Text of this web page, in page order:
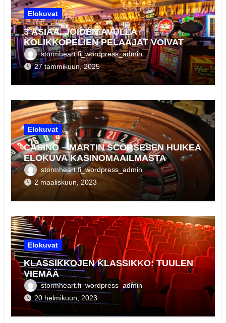
Elokuvat
3 ASIAA, JOIDEN AVULLA
KOLIKKOPELIEN PELAAJAT VOIVAT
NOSTAA STRATEGIANSA UUDELLE
TASOLLE
stormheart.fi_wordpress_admin
27 tammikuun, 2025
Elokuvat
CASINO – MARTIN SCORSESEN HUIKEA
ELOKUVA KASINOMAAILMASTA
stormheart.fi_wordpress_admin
2 maaliskuun, 2023
Elokuvat
KLASSIKKOJEN KLASSIKKO: TUULEN
VIEMÄÄ
stormheart.fi_wordpress_admin
20 helmikuun, 2023